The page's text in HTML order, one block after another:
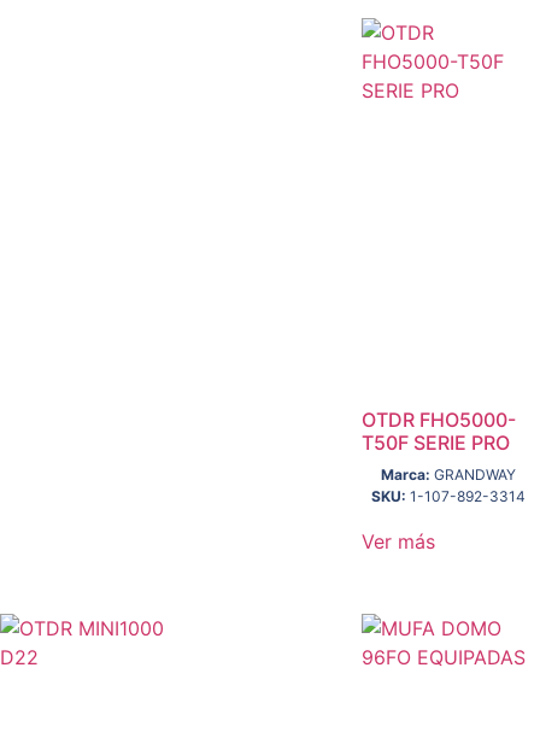
OTDR FHO5000-
T50F SERIE PRO
Marca: GRANDWAY
SKU: 1-107-892-3314
Ver más